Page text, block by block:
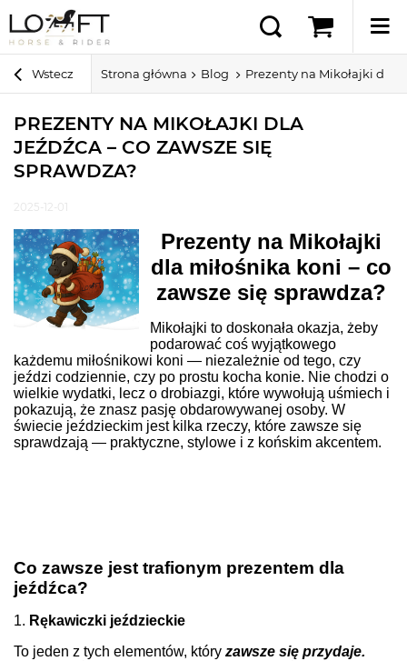
Wstecz Strona główna Blog Prezenty na Mikołajki dla
PREZENTY NA MIKOŁAJKI DLA
JEŹDŹCA – CO ZAWSZE SIĘ
SPRAWDZA?
2025-12-01
Prezenty na Mikołajki
dla miłośnika koni – co
zawsze się sprawdza?
Mikołajki to doskonała okazja, żeby
podarować coś wyjątkowego
każdemu miłośnikowi koni — niezależnie od tego, czy
jeździ codziennie, czy po prostu kocha konie. Nie chodzi o
wielkie wydatki, lecz o drobiazgi, które wywołują uśmiech i
pokazują, że znasz pasję obdarowywanej osoby. W
świecie jeździeckim jest kilka rzeczy, które zawsze się
sprawdzają — praktyczne, stylowe i z końskim akcentem.
Co zawsze jest trafionym prezentem dla
jeźdźca?
1. Rękawiczki jeździeckie
To jeden z tych elementów, który zawsze się przydaje.